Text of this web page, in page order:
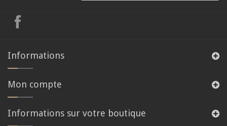
Informations
Mon compte
Informations sur votre boutique